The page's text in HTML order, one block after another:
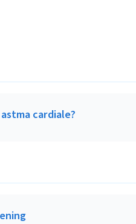
cardiale?